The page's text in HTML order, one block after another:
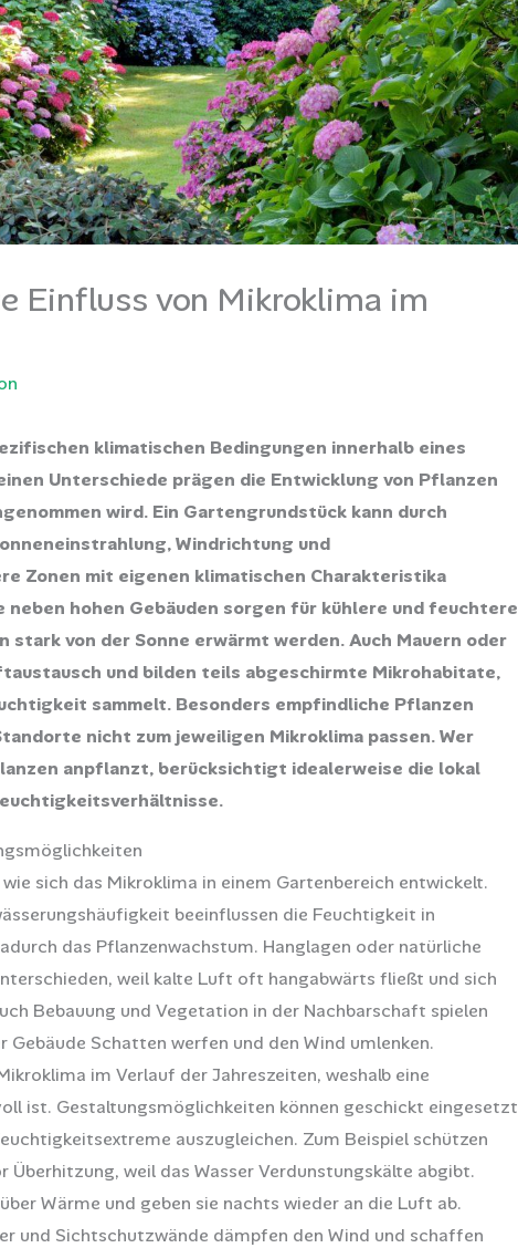
Einfluss von Mikroklima im
klimatischen Bedingungen innerhalb eines
Unterschiede prägen die Entwicklung von Pflanzen
wird. Ein Gartengrundstück kann durch
Windrichtung und
Zonen mit eigenen klimatischen Charakteristika
hohen Gebäuden sorgen für kühlere und feuchtere
von der Sonne erwärmt werden. Auch Mauern oder
und bilden teils abgeschirmte Mikrohabitate,
sammelt. Besonders empfindliche Pflanzen
nicht zum jeweiligen Mikroklima passen. Wer
anpflanzt, berücksichtigt idealerweise die lokal
sich das Mikroklima in einem Gartenbereich entwickelt.
beeinflussen die Feuchtigkeit in
das Pflanzenwachstum. Hanglagen oder natürliche
weil kalte Luft oft hangabwärts fließt und sich
Bebauung und Vegetation in der Nachbarschaft spielen
Gebäude Schatten werfen und den Wind umlenken.
im Verlauf der Jahreszeiten, weshalb eine
ist. Gestaltungsmöglichkeiten können geschickt eingesetzt
auszugleichen. Zum Beispiel schützen
Überhitzung, weil das Wasser Verdunstungskälte abgibt.
Wärme und geben sie nachts wieder an die Luft ab.
und Sichtschutzwände dämpfen den Wind und schaffen